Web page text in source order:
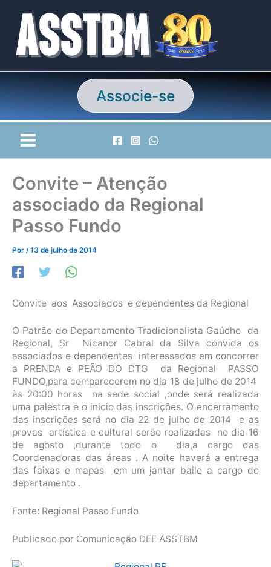
conteúdo
Associe-se
Convite – Atenção
associado da Regional
Passo Fundo
Por /13 de julho de 2014
Convite aos Associados e dependentes da Regional
O Patrão do Departamento Tradicionalista Gaúcho da
Regional, Sr Nicanor Cabral da Silva convida os
associados e dependentes interessados em concorrer
a PRENDA e PEÃO DO DTG da Regional PASSO
FUNDO,para comparecerem no dia 18 de julho de 2014
às 20:00 horas na sede social ,onde será realizada
uma palestra e o inicio das inscrições. O encerramento
das inscrições será no dia 22 de julho de 2014 e as
provas artística e cultural serão realizadas no dia 16
de agosto ,durante todo o dia,a cargo das
Coordenadoras das áreas . A noite haverá a entrega
das faixas e mapas em um jantar baile a cargo do
departamento .
Fonte: Regional Passo Fundo
Publicado por Comunicação DEE ASSTBM